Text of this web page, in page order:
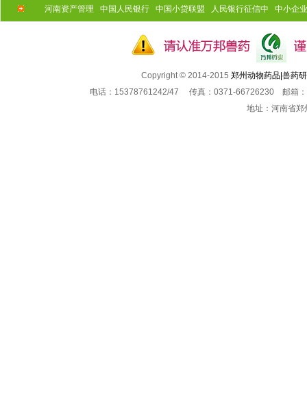
河南资产管理 中国人民银行 中国小贷联盟 人民银行征信中 中小企
Copyright © 2014-2015 郑州动物药品|兽药
电话：15378761242/47 传真：0371-66726230 邮箱：
地址：河南省